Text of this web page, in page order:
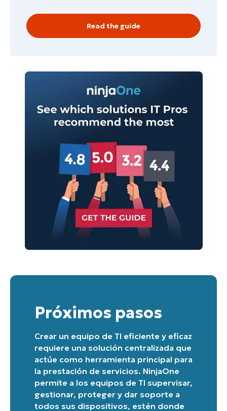
Read the guide
Próximos pasos
Crear un equipo de TI eficiente y eficaz
requiere una solución centralizada que
actúe como herramienta principal para
la prestación de servicios. NinjaOne
permite a los equipos de TI supervisar,
gestionar, proteger y dar soporte a
todos sus dispositivos, estén donde